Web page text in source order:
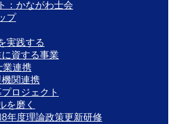
：かながわ士会
プ
実践する
資する事業
業連携
関連携
ロジェクト
を磨く
年度理論政策更新研修